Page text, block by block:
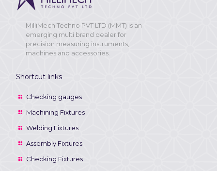
MilliMech Techno PVT LTD (MMT) is an
emerging multi brand dealer for
precision measuring instruments,
machines and accessories.
Shortcut links
Checking gauges
Machining Fixtures
Welding Fixtures
Assembly Fixtures
Checking Fixtures